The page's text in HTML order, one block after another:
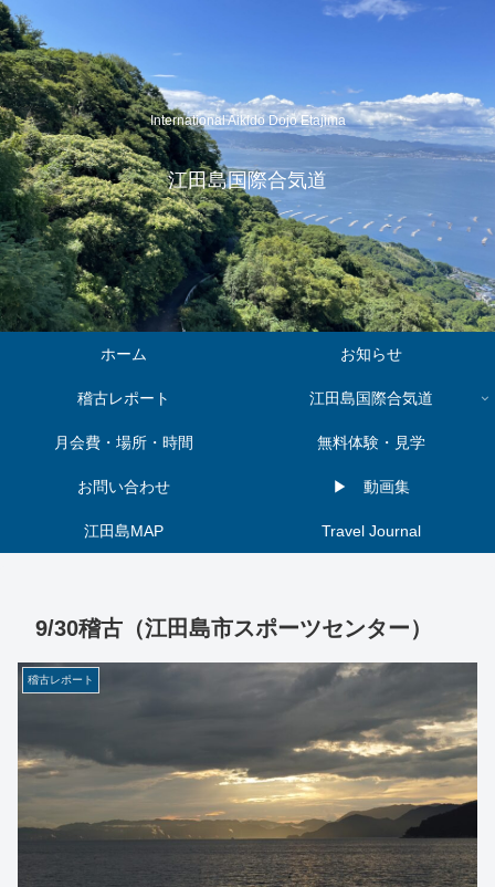
International Aikido Dojo Etajima
江田島国際合気道
ホーム お知らせ
稽古レポート 江田島国際合気道
月会費・場所・時間 無料体験・見学
お問い合わせ ▶︎ 動画集
江田島MAP Travel Journal
9/30稽古（江田島市スポーツセンター）
稽古レポート